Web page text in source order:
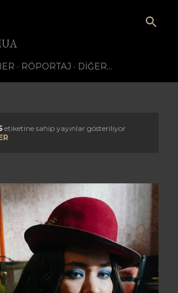
RÖPORTAJ DIĞER…
etiketine sahip yayınlar gösteriliyor